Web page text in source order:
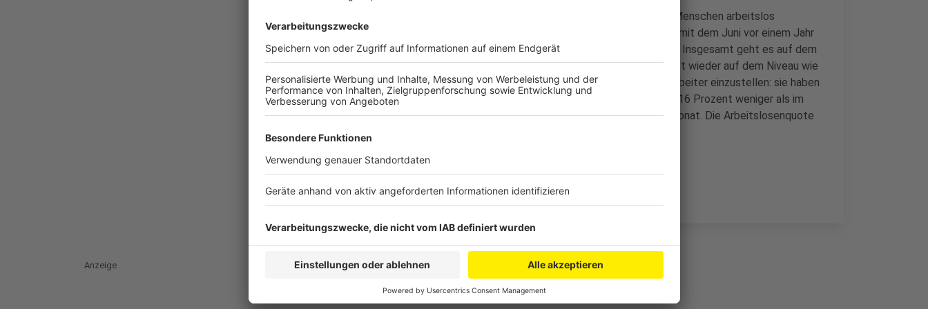
Nach Angaben der Brühler Agentur für Arbeit waren über 16.300 Menschen arbeitslos
gemeldet – rund ein Prozent mehr als im Mai. Auch der Vergleich mit dem Juni vor einem Jahr
ist nicht besser: damals hat es 240 Arbeitslose weniger gegeben. Insgesamt geht es auf dem
Arbeitsmarkt im Rhein-Erft-Kreis auf und ab. Die Zahlen liegen fast wieder auf dem Niveau wie
im April. Auch die Bereitschaft der Unternehmen sinkt, neue Mitarbeiter einzustellen: sie haben
im Juni knapp 500 neue Stellen gemeldet. Das sind noch mal gut 16 Prozent weniger als im
Mai, und da waren die Zahlen schon deutlich niedriger als im Vormonat. Die Arbeitslosenquote
Anzeige
Anzeige